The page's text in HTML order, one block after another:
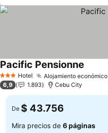
3 Estrellas
Hotel Alojamiento económico
Pacific Pensionne
6,9 1.893 Cebu City
De $ 43.756
Mira precios de 6 páginas